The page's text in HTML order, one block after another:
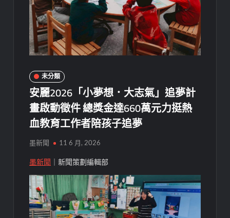
未分類
安麗2026「小夢想．大志氣」追夢計
畫啟動徵件 總獎金達660萬元力挺熱
血教育工作者陪孩子追夢
墨新聞 11 6 月, 2026
墨新聞 ｜新聞策劃編輯部